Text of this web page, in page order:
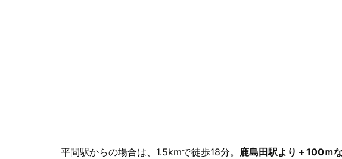
平間駅からの場合は、1.5kmで徒歩18分。 鹿島田駅より＋100ｍ